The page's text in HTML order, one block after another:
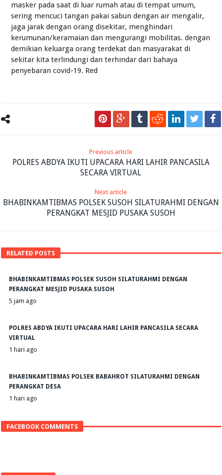
masker pada saat di luar rumah atau di tempat umum,
sering mencuci tangan pakai sabun dengan air mengalir,
jaga jarak dengan orang disekitar, menghindari
kerumunan/keramaian dan mengurangi mobilitas. dengan
demikian keluarga orang terdekat dan masyarakat di
sekitar kita terlindungi dan terhindar dari bahaya
penyebaran covid-19. Red
Previous article
POLRES ABDYA IKUTI UPACARA HARI LAHIR PANCASILA
SECARA VIRTUAL
Next article
BHABINKAMTIBMAS POLSEK SUSOH SILATURAHMI DENGAN
PERANGKAT MESJID PUSAKA SUSOH
RELATED POSTS
BHABINKAMTIBMAS POLSEK SUSOH SILATURAHMI DENGAN
PERANGKAT MESJID PUSAKA SUSOH
5 jam ago
POLRES ABDYA IKUTI UPACARA HARI LAHIR PANCASILA SECARA
VIRTUAL
1 hari ago
BHABINKAMTIBMAS POLSEK BABAHROT SILATURAHMI DENGAN
PERANGKAT DESA
1 hari ago
FACEBOOK COMMENTS